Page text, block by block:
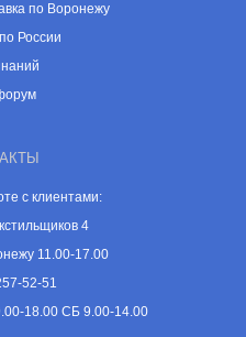
по Воронежу
России
с клиентами:
4
11.00-17.00
52-51
18.00 СБ 9.00-14.00